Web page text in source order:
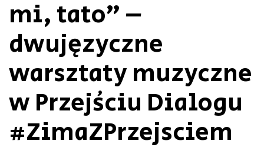
mi, tato” –
dwujęzyczne
warsztaty muzyczne
w Przejściu Dialogu
#ZimaZPrzejsciem